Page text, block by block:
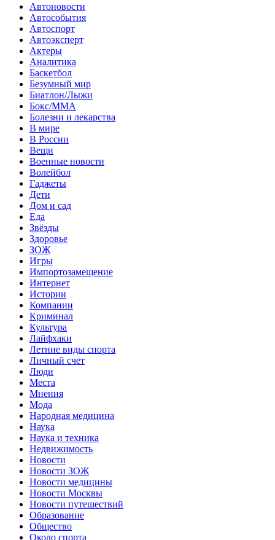
Автоновости
Автособытия
Автоспорт
Автоэксперт
Актеры
Аналитика
Баскетбол
Безумный мир
Биатлон/Лыжи
Бокс/MMA
Болезни и лекарства
В мире
В России
Вещи
Военные новости
Волейбол
Гаджеты
Дети
Дом и сад
Еда
Звёзды
Здоровье
ЗОЖ
Игры
Импортозамещение
Интернет
Истории
Компании
Криминал
Культура
Лайфхаки
Летние виды спорта
Личный счет
Люди
Места
Мнения
Мода
Народная медицина
Наука
Наука и техника
Недвижимость
Новости
Новости ЗОЖ
Новости медицины
Новости Москвы
Новости путешествий
Образование
Общество
Около спорта